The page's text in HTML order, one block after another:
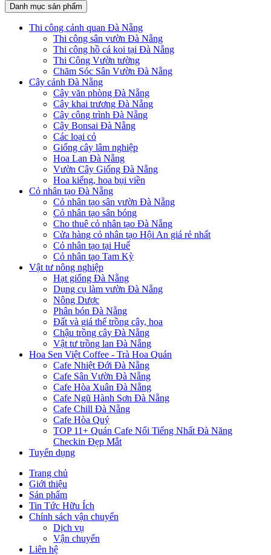
Danh mục sản phẩm
Thi công cảnh quan Đà Nẵng
Thi công sân vườn Đà Nẵng
Thi công hồ cá koi tại Đà Nẵng
Thi Công Vườn tường
Chăm Sóc Sân Vườn Đà Nẵng
Cây cảnh Đà Nẵng
Cây văn phòng Đà Nẵng
Cây khai trương Đà Nẵng
Cây công trình Đà Nẵng
Cây Bonsai Đà Nẵng
Các loại cỏ
Giống cây lâm nghiệp
Hoa Lan Đà Nẵng
Vườn Cây Giống Đà Nẵng
Hoa kiểng, hoa bụi viền
Cỏ nhân tạo Đà Nẵng
Cỏ nhân tạo sân vườn Đà Nẵng
Cỏ nhân tạo sân bóng
Cho thuê cỏ nhân tạo Đà Nẵng
Cửa hàng cỏ nhân tạo Hội An giá rẻ nhất
Cỏ nhân tạo tại Huế
Cỏ nhân tạo Tam Kỳ
Vật tư nông nghiệp
Hạt giống Đà Nẵng
Dụng cụ làm vườn Đà Nẵng
Nông Dược
Phân bón Đà Nẵng
Đất và giá thể trồng cây, hoa
Chậu trồng cây Đà Nẵng
Vật tư trồng lan Đà Nẵng
Hoa Sen Việt Coffee - Trà Hoa Quán
Cafe Nhiệt Đới Đà Nẵng
Cafe Sân Vườn Đà Nẵng
Cafe Hòa Xuân Đà Nẵng
Cafe Ngũ Hành Sơn Đà Nẵng
Cafe Chill Đà Nẵng
Cafe Hòa Quý
TOP 11+ Quán Cafe Nổi Tiếng Nhất Đà Năng
Checkin Đẹp Mắt
Tuyển dụng
Trang chủ
Giới thiệu
Sản phẩm
Tin Tức Hữu Ích
Chính sách vận chuyển
Dịch vụ
Vận chuyển
Liên hệ